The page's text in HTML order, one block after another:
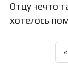
Отцу нечто
хотелось
«